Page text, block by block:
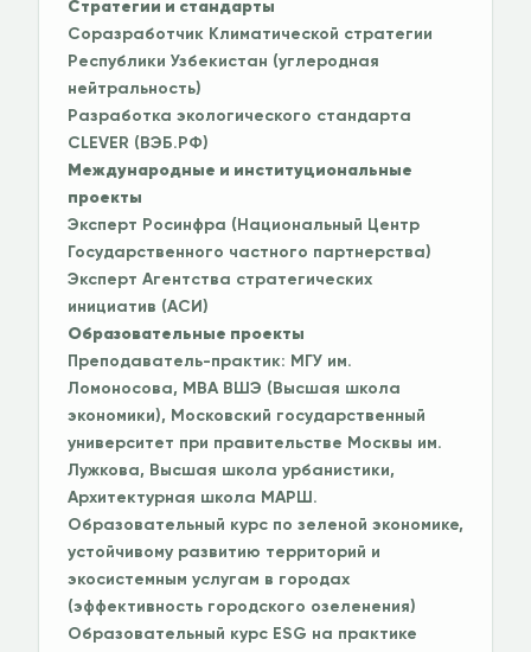
Стратегии и стандарты
Соразработчик Климатической стратегии
Республики Узбекистан (углеродная
нейтральность)
Разработка экологического стандарта
CLEVER (ВЭБ.РФ)
Международные и институциональные
проекты
Эксперт Росинфра (Национальный Центр
Государственного частного партнерства)
Эксперт Агентства стратегических
инициатив (АСИ)
Образовательные проекты
Преподаватель-практик: МГУ им.
Ломоносова, MBA ВШЭ (Высшая школа
экономики), Московский государственный
университет при правительстве Москвы им.
Лужкова, Высшая школа урбанистики,
Архитектурная школа МАРШ.
Образовательный курс по зеленой экономике,
устойчивому развитию территорий и
экосистемным услугам в городах
(эффективность городского озеленения)
Образовательный курс ESG на практике